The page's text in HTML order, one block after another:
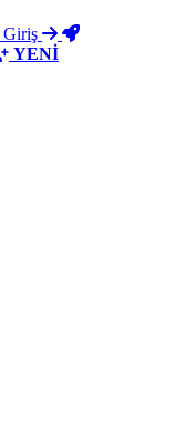
Giriş
YENİ